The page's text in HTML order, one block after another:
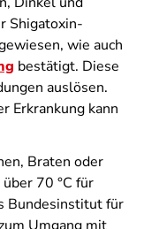
Shigatoxin-
wie auch
bestätigt. Diese
auslösen.
Erkrankung kann
Braten oder
70 °C für
Bundesinstitut für